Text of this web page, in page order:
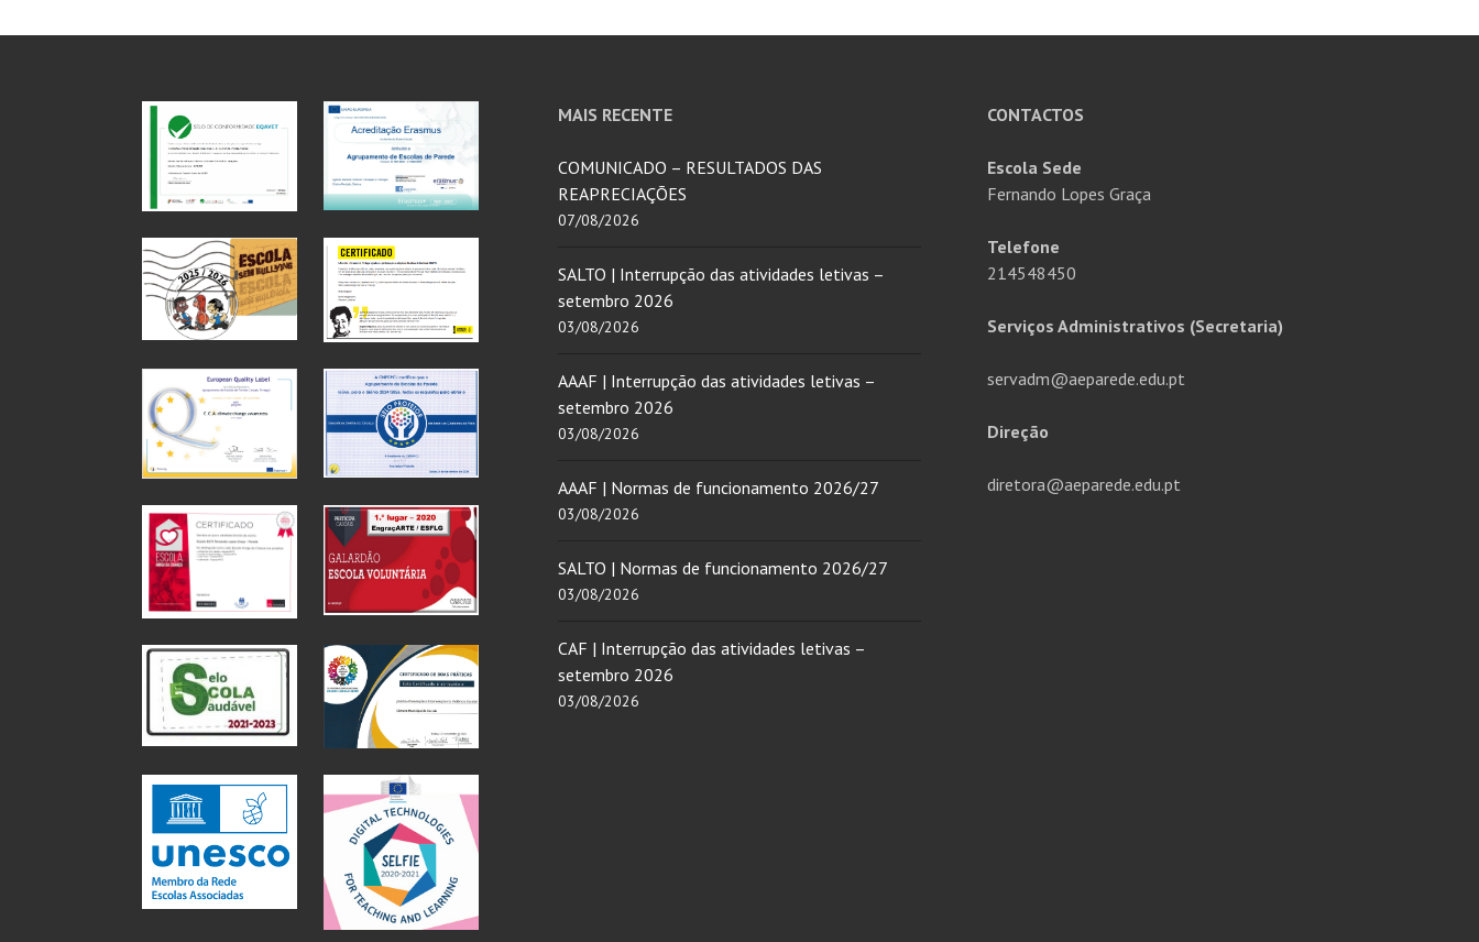
MAIS RECENTE
COMUNICADO – RESULTADOS DAS
REAPRECIAÇÕES
07/08/2026
SALTO | Interrupção das atividades letivas –
setembro 2026
03/08/2026
AAAF | Interrupção das atividades letivas –
setembro 2026
03/08/2026
AAAF | Normas de funcionamento 2026/27
03/08/2026
SALTO | Normas de funcionamento 2026/27
03/08/2026
CAF | Interrupção das atividades letivas –
setembro 2026
03/08/2026
CONTACTOS
Escola Sede
Fernando Lopes Graça
Telefone
214548450
Serviços Administrativos (Secretaria)
servadm@aeparede.edu.pt
Direção
diretora@aeparede.edu.pt